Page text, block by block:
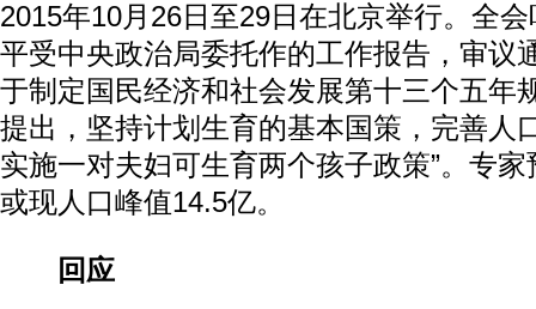
2015年10月26日至29日在北京举行。全
平受中央政治局委托作的工作报告，审议
于制定国民经济和社会发展第十三个五年
提出，坚持计划生育的基本国策，完善人
实施一对夫妇可生育两个孩子政策”。专
或现人口峰值14.5亿。
回应